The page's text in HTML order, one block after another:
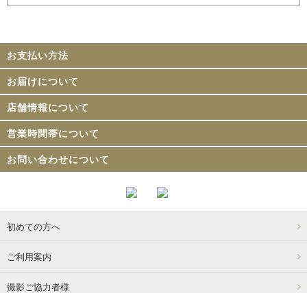
お支払い方法
お届けについて
店舗情報について
営業時間帯について
お問い合わせについて
初めての方へ
ご利用案内
撮影ご協力者様